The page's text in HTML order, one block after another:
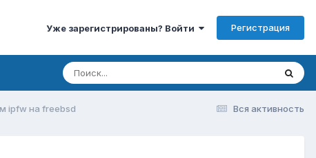
Уже зарегистрированы? Войти Регистрация
Вся активность
ipfw на freebsd